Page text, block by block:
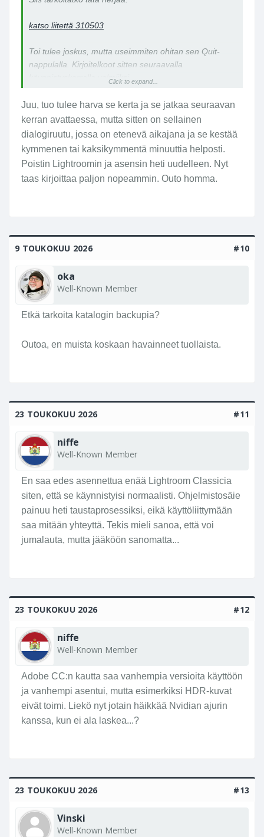
katso liitettä 310503
Toi tulee joskus, mutta useimmiten ohitan sen Quit-
nappulalla. Kirjoitelkoot sitten seuraavalla
käynnistyskerralla valmiiksi.Click to expand...
Juu, tuo tulee harva se kerta ja se jatkaa seuraavan
kerran avattaessa, mutta sitten on sellainen
dialogiruutu, jossa on etenevä aikajana ja se kestää
kymmenen tai kaksikymmentä minuuttia helposti.
Poistin Lightroomin ja asensin heti uudelleen. Nyt
taas kirjoittaa paljon nopeammin. Outo homma.
9 TOUKOKUU 2026 #10
oka
Well-Known Member
Etkä tarkoita katalogin backupia?
Outoa, en muista koskaan havainneet tuollaista.
23 TOUKOKUU 2026 #11
niffe
Well-Known Member
En saa edes asennettua enää Lightroom Classicia
siten, että se käynnistyisi normaalisti. Ohjelmistosäie
painuu heti taustaprosessiksi, eikä käyttöliittymään
saa mitään yhteyttä. Tekis mieli sanoa, että voi
jumalauta, mutta jääköön sanomatta...
23 TOUKOKUU 2026 #12
niffe
Well-Known Member
Adobe CC:n kautta saa vanhempia versioita käyttöön
ja vanhempi asentui, mutta esimerkiksi HDR-kuvat
eivät toimi. Liekö nyt jotain häikkää Nvidian ajurin
kanssa, kun ei ala laskea...?
23 TOUKOKUU 2026 #13
Vinski
Well-Known Member